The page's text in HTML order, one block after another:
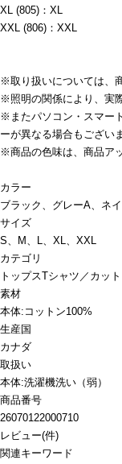
XL (805)：XL
XXL (806)：XXL
※取り扱いについては、
※照明の関係により、実
※またパソコン・スマー
ーが異なる場合もござい
※商品の色味は、商品ア
カラー
ブラック、グレーA、ネ
サイズ
S、M、L、XL、XXL
カテゴリ
トップスTシャツ／カッ
素材
本体:コットン100%
生産国
カナダ
取扱い
本体:洗濯機洗い（弱）
商品番号
26070122000710
レビュー(件)
関連キーワード